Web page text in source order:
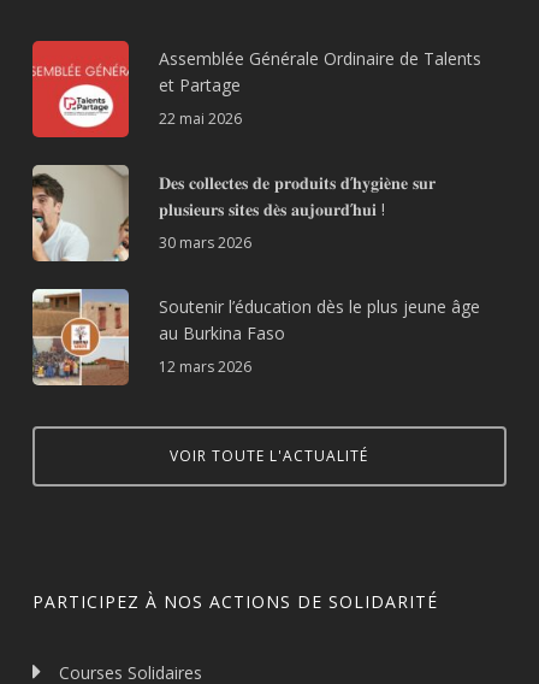
Assemblée Générale Ordinaire de Talents
et Partage
22 mai 2026
𝐃𝐞𝐬 𝐜𝐨𝐥𝐥𝐞𝐜𝐭𝐞𝐬 𝐝𝐞 𝐩𝐫𝐨𝐝𝐮𝐢𝐭𝐬 𝐝’𝐡𝐲𝐠𝐢𝐞̀𝐧𝐞 𝐬𝐮𝐫
𝐩𝐥𝐮𝐬𝐢𝐞𝐮𝐫𝐬 𝐬𝐢𝐭𝐞𝐬 𝐝𝐞̀𝐬 𝐚𝐮𝐣𝐨𝐮𝐫𝐝’𝐡𝐮𝐢 !
30 mars 2026
Soutenir l’éducation dès le plus jeune âge
au Burkina Faso
12 mars 2026
VOIR TOUTE L'ACTUALITÉ
PARTICIPEZ À NOS ACTIONS DE SOLIDARITÉ
Courses Solidaires